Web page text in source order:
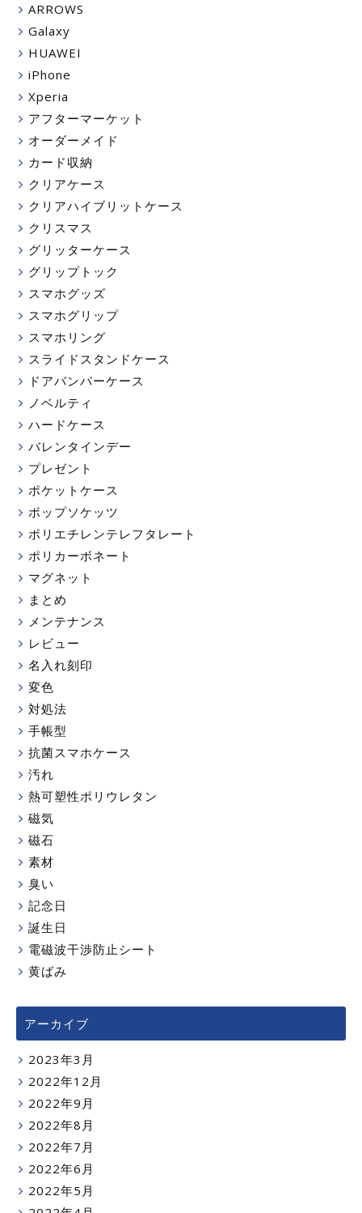
ARROWS
Galaxy
HUAWEI
iPhone
Xperia
アフターマーケット
オーダーメイド
カード収納
クリアケース
クリアハイブリットケース
クリスマス
グリッターケース
グリップトック
スマホグッズ
スマホグリップ
スマホリング
スライドスタンドケース
ドアバンパーケース
ノベルティ
ハードケース
バレンタインデー
プレゼント
ポケットケース
ポップソケッツ
ポリエチレンテレフタレート
ポリカーボネート
マグネット
まとめ
メンテナンス
レビュー
名入れ刻印
変色
対処法
手帳型
抗菌スマホケース
汚れ
熱可塑性ポリウレタン
磁気
磁石
素材
臭い
記念日
誕生日
電磁波干渉防止シート
黄ばみ
アーカイブ
2023年3月
2022年12月
2022年9月
2022年8月
2022年7月
2022年6月
2022年5月